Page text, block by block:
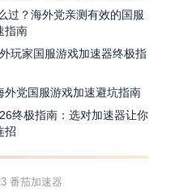
过？海外党亲测有效的国服
指南
玩家国服游戏加速器终极指
外党国服游戏加速避坑指南
终极指南：选对加速器让你
招
番茄加速器